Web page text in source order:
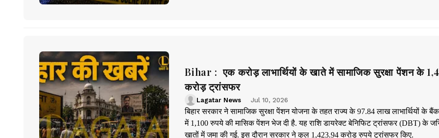
Bihar : एक करोड़ लाभार्थियों के खाते में सामाजिक सुरक्षा पेंशन के
करोड़ ट्रांसफर
Lagatar News Jul 10, 2026
बिहार सरकार ने सामाजिक सुरक्षा पेंशन योजना के तहत राज्य के 97.84 लाख लाभार्थियों के
में 1,100 रुपये की मासिक पेंशन भेज दी है. यह राशि डायरेक्ट बेनिफिट ट्रांसफर (DBT) के
खातों में जमा की गई. इस दौरान सरकार ने कुल 1,423.94 करोड़ रुपये ट्रांसफर किए.